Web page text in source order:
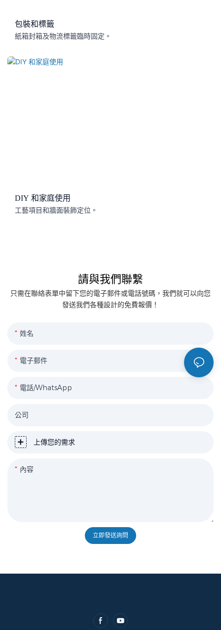
包裝和標籤
紙箱封箱及物流標籤臨時固定。
DIY 和家庭使用
工藝項目和牆面裝飾定位。
請與我們聯繫
只需在聯絡表單中留下您的電子郵件或電話號碼，我們就可以向您
發送我們各種設計的免費報價！
姓名
電子郵件
電話/WhatsApp
公司
上傳您的需求
內容
立即發送詢問